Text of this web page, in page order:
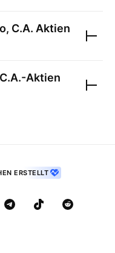
C.A. Aktien
-Aktien
ERSTELLT